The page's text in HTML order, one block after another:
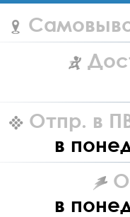
Отпр. в
в
в